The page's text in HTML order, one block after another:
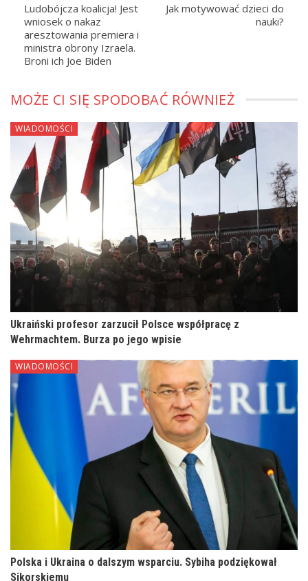
Ludobójcza koalicja! Jest
wniosek o nakaz
aresztowania premiera i
ministra obrony Izraela.
Broni ich Joe Biden
Jak motywować dzieci do
nauki?
MOŻE CI SIĘ SPODOBAĆ RÓWNIEŻ
WIADOMOŚCI
Ukraiński profesor zarzucił Polsce współpracę z
Wehrmachtem. Burza po jego wpisie
WIADOMOŚCI
Polska i Ukraina o dalszym wsparciu. Sybiha podziękował
Sikorskiemu